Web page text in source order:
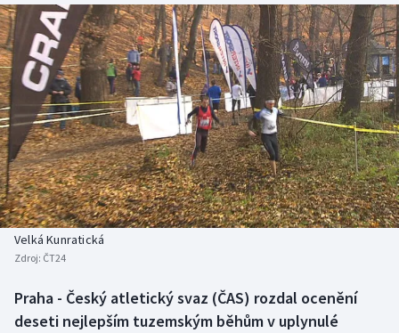
Atletika
Cyklistika
DALŠÍ SPORTY
Americký fotbal
Baseball a softbal
Basketbal
Biatlon
Boby a skeleton
NEPŘEHLÉDNĚTE
Soutěže
Historické návraty
Aplikace ČT sport
AZ kvíz
Velká Kunratická
Zdroj: ČT24
Praha - Český atletický svaz (ČAS) rozdal ocenění
deseti nejlepším tuzemským běhům v uplynulé